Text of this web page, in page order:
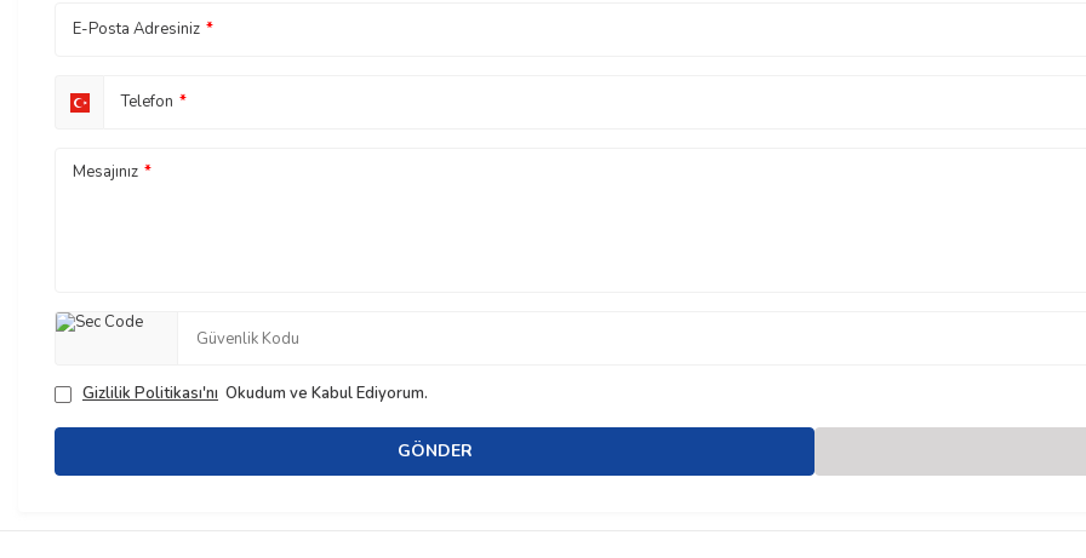
E-Posta Adresiniz *
Telefon *
Mesajınız *
Gizlilik Politikası'nı Okudum ve Kabul Ediyorum.
GÖNDER